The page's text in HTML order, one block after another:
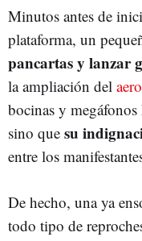
Minutos antes de
plataforma, un
pancartas y lanzar
la ampliación del
bocinas y
sino que su
entre los
De hecho, una ya
todo tipo de